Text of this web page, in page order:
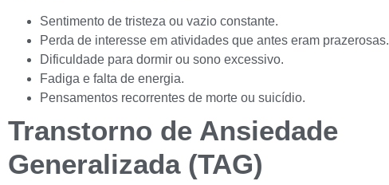
Sentimento de tristeza ou vazio constante.
Perda de interesse em atividades que antes eram prazerosas.
Dificuldade para dormir ou sono excessivo.
Fadiga e falta de energia.
Pensamentos recorrentes de morte ou suicídio.
Transtorno de Ansiedade
Generalizada (TAG)